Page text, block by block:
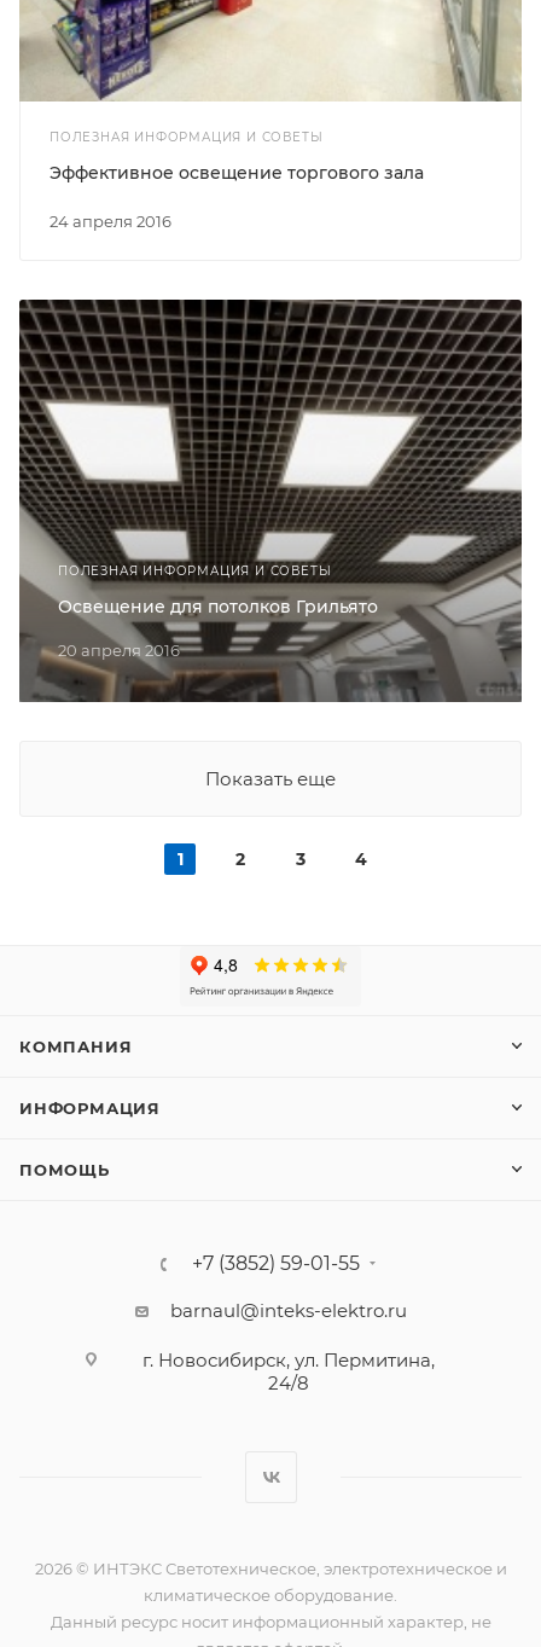
ПОЛЕЗНАЯ ИНФОРМАЦИЯ И СОВЕТЫ
24 апреля 2016
Эффективное освещение торгового зала
ПОЛЕЗНАЯ ИНФОРМАЦИЯ И СОВЕТЫ
20 апреля 2016
Освещение для потолков Грильято
Показать еще
1 2 3 4
КОМПАНИЯ
ИНФОРМАЦИЯ
ПОМОЩЬ
+7 (3852) 59-01-55
barnaul@inteks-elektro.ru
г. Новосибирск, ул. Пермитина,
24/8
2026 © ИНТЭКС Светотехническое, электротехническое и
климатическое оборудование.
Данный ресурс носит информационный характер, не